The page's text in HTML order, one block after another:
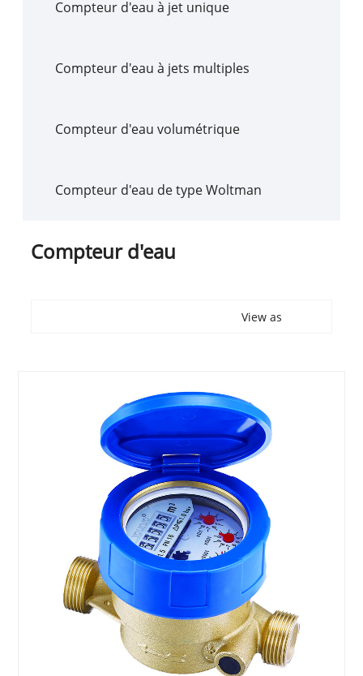
Compteur d'eau à jet unique
Compteur d'eau à jets multiples
Compteur d'eau volumétrique
Compteur d'eau de type Woltman
Compteur d'eau
View as